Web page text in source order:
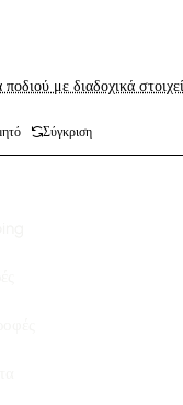
με διαδοχικά
Σύγκριση